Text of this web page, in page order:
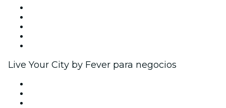
Live Your City by Fever para negocios